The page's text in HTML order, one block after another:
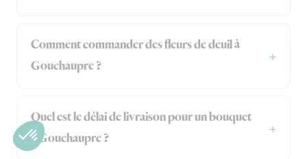
Comment commander des fleurs de deuil à
Gouchaupre ?
Quel est le délai de livraison pour un bouquet
à Gouchaupre ?